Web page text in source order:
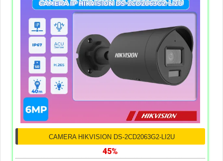
CAMERA HIKVISION DS-2CD2063G2-LI2U
45%